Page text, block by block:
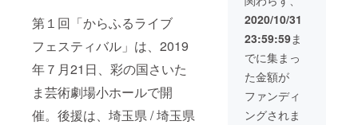
第１回「からふるライブ
フェスティバル」は、2019
年７月21日、彩の国さいた
ま芸術劇場小ホールで開
催。後援は、埼玉県 / 埼玉県
キー等
から、
ランダ
ムにお
送りま
す。 ・
クラウ
ドファ
ンディ
2020/10/31
23:59:59ま
でに集まっ
た金額が
ファンディ
ングされま